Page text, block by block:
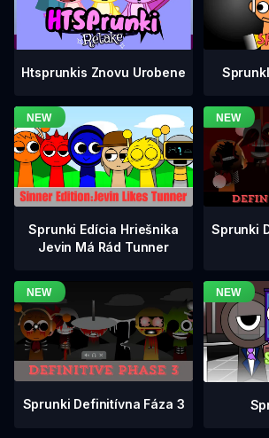
Htsprunkis Znovu Urobene
Sprunki Edícia Hriešnika
Jevin Má Rád Tunner
Sprunki
Sprunki Definitívna Fáza 3